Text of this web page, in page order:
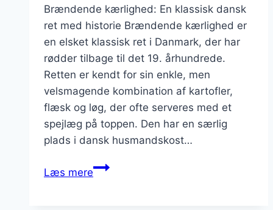
Brændende kærlighed: En klassisk dansk
ret med historie Brændende kærlighed er
en elsket klassisk ret i Danmark, der har
rødder tilbage til det 19. århundrede.
Retten er kendt for sin enkle, men
velsmagende kombination af kartofler,
flæsk og løg, der ofte serveres med et
spejlæg på toppen. Den har en særlig
plads i dansk husmandskost…
Læs mereBrændende